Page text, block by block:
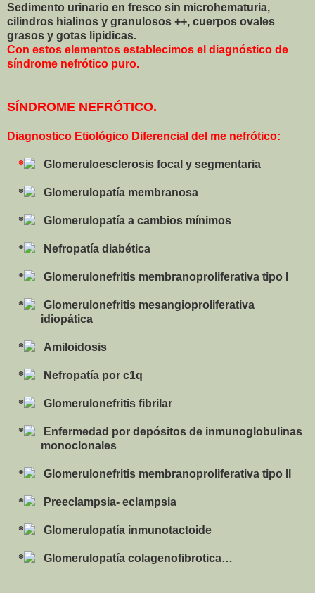
Sedimento urinario en fresco sin microhematuria,
cilindros hialinos y granulosos ++, cuerpos ovales
grasos y gotas lipidicas.
Con estos elementos establecimos el diagnóstico de
síndrome nefrótico puro.
SÍNDROME NEFRÓTICO.
Diagnostico Etiológico Diferencial del me nefrótico:
Glomeruloesclerosis focal y segmentaria
Glomerulopatía membranosa
Glomerulopatía a cambios mínimos
Nefropatía diabética
Glomerulonefritis membranoproliferativa tipo I
Glomerulonefritis mesangioproliferativa
idiopática
Amiloidosis
Nefropatía por c1q
Glomerulonefritis fibrilar
Enfermedad por depósitos de inmunoglobulinas
monoclonales
Glomerulonefritis membranoproliferativa tipo II
Preeclampsia- eclampsia
Glomerulopatía inmunotactoide
Glomerulopatía colagenofibrotica…